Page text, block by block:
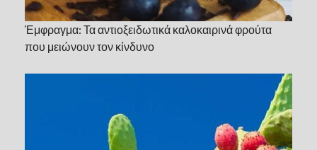
Έμφραγμα: Τα αντιοξειδωτικά καλοκαιρινά φρούτα
που μειώνουν τον κίνδυνο